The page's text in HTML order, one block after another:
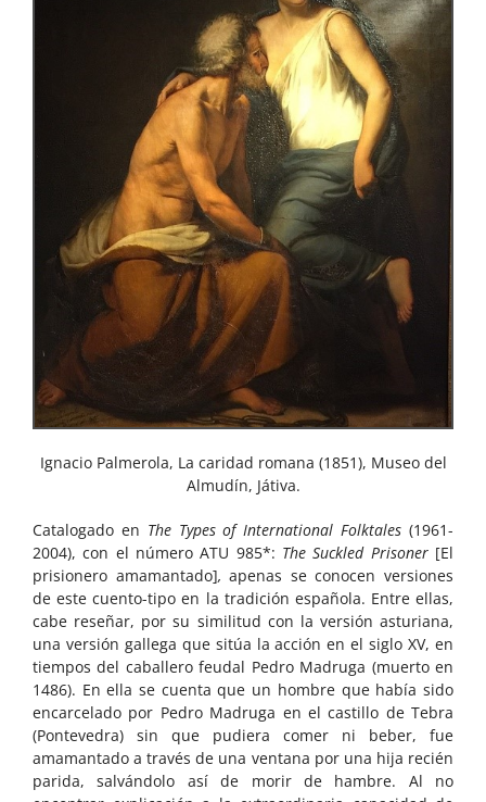
Ignacio Palmerola, La caridad romana (1851), Museo del
Almudín, Játiva.
Catalogado en The Types of International Folktales (1961-
2004), con el número ATU 985*: The Suckled Prisoner [El
prisionero amamantado], apenas se conocen versiones
de este cuento-tipo en la tradición española. Entre ellas,
cabe reseñar, por su similitud con la versión asturiana,
una versión gallega que sitúa la acción en el siglo XV, en
tiempos del caballero feudal Pedro Madruga (muerto en
1486). En ella se cuenta que un hombre que había sido
encarcelado por Pedro Madruga en el castillo de Tebra
(Pontevedra) sin que pudiera comer ni beber, fue
amamantado a través de una ventana por una hija recién
parida, salvándolo así de morir de hambre. Al no